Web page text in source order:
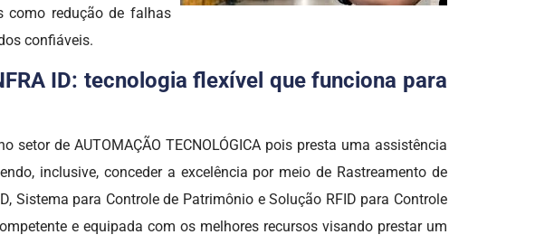
como redução de falhas
confiáveis.
ID: tecnologia flexível que funciona para
de AUTOMAÇÃO TECNOLÓGICA pois presta uma assistência
inclusive, conceder a excelência por meio de Rastreamento de
Sistema para Controle de Patrimônio e Solução RFID para Controle
e equipada com os melhores recursos visando prestar um